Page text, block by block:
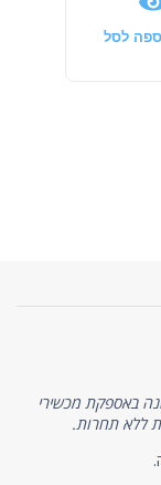
לסל
- מכשירי כתיבה" יש ניסיון של כ-20 שנה באספקת מכשירי
ללא תחרות.